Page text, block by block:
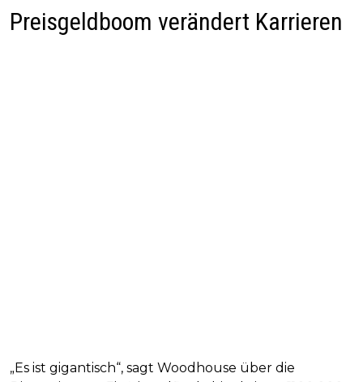
Preisgeldboom verändert Karrieren
„Es ist gigantisch“, sagt Woodhouse über die